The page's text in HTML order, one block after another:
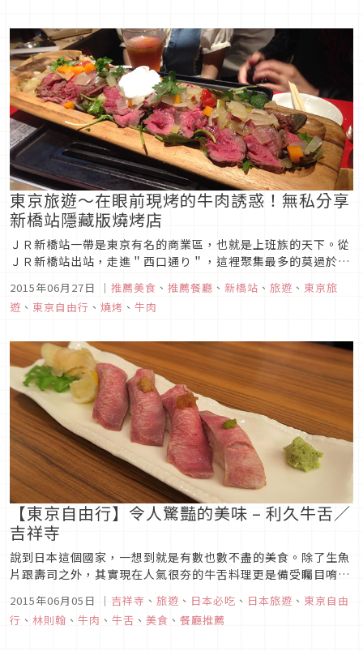
菜品，但是基本...
東京旅遊～在眼前現烤的牛肉誘惑！無私分享
新橋站隱藏版燒烤店
ＪＲ新橋站一帶是東京有名的商業區，也就是上班族的天下。從
ＪＲ新橋站出站，走進＂西口通り＂，這裡聚集最多的莫過於讓
鍋、拉麵、煎餃．．．等等各式各樣的店家聚集的西口通り，拒
絕一路上各式各樣的誘惑，大約２分鐘後就可以看到轉角有一間
2015年06月27日 ｜ 推薦美食 、 推薦餐廳 、 新橋站 、 旅遊 、 東京旅
遊 、 東京自由行 、 燒烤 、 牛肉
【東京自由行】令人驚豔的美味 – 利久牛舌／
吉祥寺
說到日本這個國家，一想到就是有數也數不盡的美食。除了生魚
片跟壽司之外，其實現在人氣很夯的牛舌料理更是備受矚目唷！
久」的牛舌料理店。究竟為什麼可以這麼有名氣呢？就讓我們就
來一探究竟吧！本人造訪的是位在吉祥寺atre中的吉祥寺分店，
2015年06月05日 ｜ 吉祥寺 、 旅遊 、 日本必吃 、 日本旅遊 、 東京自由
行 、 林則翰 、 牛肉 、 牛舌 、 美食 、 餐廳推薦